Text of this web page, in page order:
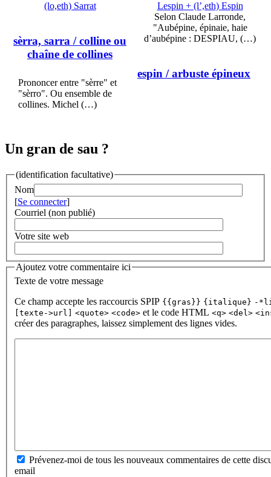
(lo,eth) Sarrat
sèrra, sarra / colline ou
chaîne de collines
Prononcer entre "sèrre" et
"sèrro". Ou ensemble de
collines. Michel (…)
Lespin + (l’,eth) Espin
Selon Claude Larronde,
"Aubépine, épinaie, haie
d’aubépine : DESPIAU, (…)
espin / arbuste épineux
Un gran de sau ?
(identification facultative)
Nom
[Se connecter]
Courriel (non publié)
Votre site web
Ajoutez votre commentaire ici
Texte de votre message
Ce champ accepte les raccourcis SPIP {{gras}} {italique} -
[texte->url]
<quote> <code> et le code HTML <q> <del>
créer des paragraphes, laissez simplement des lignes vides.
Prévenez-moi de tous les nouveaux commentaires de cette
email